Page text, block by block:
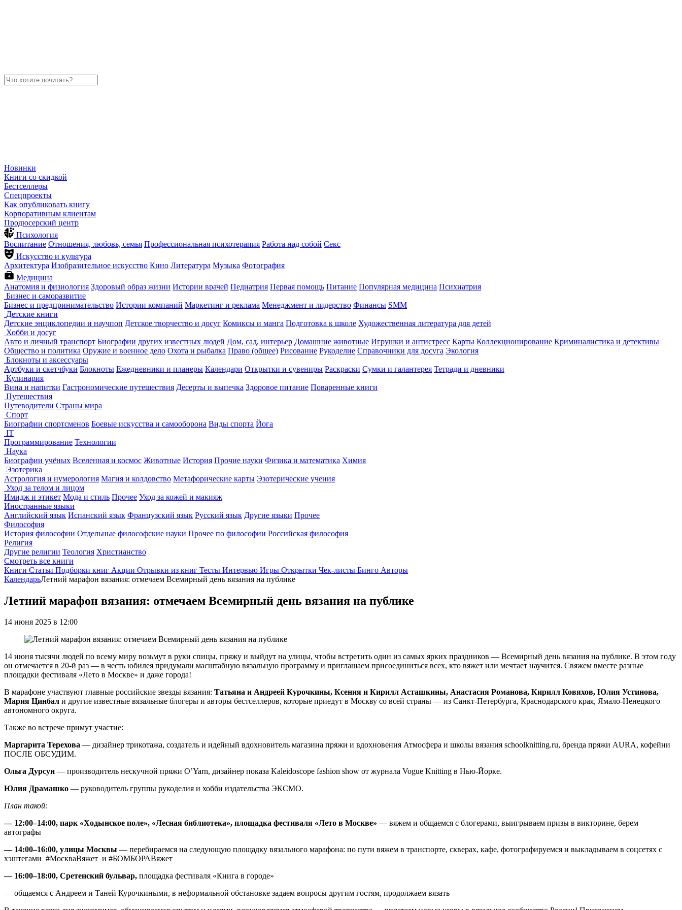
Новинки
Книги со скидкой
Бестселлеры
Спецпроекты
Как опубликовать книгу
Корпоративным клиентам
Продюсерский центр
Психология
Воспитание Отношения, любовь, семья Профессиональная психотерапия Работа над собой Секс
Искусство и культура
Архитектура Изобразительное искусство Кино Литература Музыка Фотография
Медицина
Анатомия и физиология Здоровый образ жизни Истории врачей Педиатрия Первая помощь Питание Популярная медицина Психиатрия
Бизнес и саморазвитие
Бизнес и предпринимательство Истории компаний Маркетинг и реклама Менеджмент и лидерство Финансы SMM
Детские книги
Детские энциклопедии и научпоп Детское творчество и досуг Комиксы и манга Подготовка к школе Художественная литература для детей
Хобби и досуг
Авто и личный транспорт Биографии других известных людей Дом, сад, интерьер Домашние животные Игрушки и антистресс Карты Коллекционирование Криминалистика и детективы
Общество и политика Оружие и военное дело Охота и рыбалка Право (общее) Рисование Рукоделие Справочники для досуга Экология
Блокноты и аксессуары
Артбуки и скетчбуки Блокноты Ежедневники и планеры Календари Открытки и сувениры Раскраски Сумки и галантерея Тетради и дневники
Кулинария
Вина и напитки Гастрономические путешествия Десерты и выпечка Здоровое питание Поваренные книги
Путешествия
Путеводители Страны мира
Спорт
Биографии спортсменов Боевые искусства и самооборона Виды спорта Йога
IT
Программирование Технологии
Наука
Биографии учёных Вселенная и космос Животные История Прочие науки Физика и математика Химия
Эзотерика
Астрология и нумерология Магия и колдовство Метафорические карты Эзотерические учения
Уход за телом и лицом
Имидж и этикет Мода и стиль Прочее Уход за кожей и макияж
Иностранные языки
Английский язык Испанский язык Французский язык Русский язык Другие языки Прочее
Философия
История философии Отдельные философские науки Прочее по философии Российская философия
Религия
Другие религии Теология Христианство
Смотреть все книги
Книги Статьи Подборки книг Акции Отрывки из книг Тесты Интервью Игры Открытки Чек-листы Бинго Авторы
КалендарьЛетний марафон вязания: отмечаем Всемирный день вязания на публике
Летний марафон вязания: отмечаем Всемирный день вязания на публике
14 июня 2025 в 12:00
14 июня тысячи людей по всему миру возьмут в руки спицы, пряжу и выйдут на улицы, чтобы встретить один из самых ярких праздников — Всемирный день вязания на публике. В этом году
он отмечается в 20-й раз — в честь юбилея придумали масштабную вязальную программу и приглашаем присоединиться всех, кто вяжет или мечтает научится. Свяжем вместе разные
площадки фестиваля «Лето в Москве» и даже города!
В марафоне участвуют главные российские звезды вязания: Татьяна и Андреей Курочкины, Ксения и Кирилл Асташкины, Анастасия Романова, Кирилл Ковяхов, Юлия Устинова,
Мария Цинбал и другие известные вязальные блогеры и авторы бестселлеров, которые приедут в Москву со всей страны — из Санкт-Петербурга, Краснодарского края, Ямало-Ненецкого
автономного округа.
Также во встрече примут участие:
Маргарита Терехова — дизайнер трикотажа, создатель и идейный вдохновитель магазина пряжи и вдохновения Атмосфера и школы вязания ​​​​​​​schoolknitting.ru​​​​​​​, бренда пряжи AURA, кофейни
ПОСЛЕ ОБСУДИМ.
Ольга Дурсун — производитель нескучной пряжи O’Yarn, дизайнер показа Kaleidoscope fashion show от журнала Vogue Knitting в Нью-Йорке.
Юлия Драмашко — руководитель группы рукоделия и хобби издательства ЭКСМО.
План такой:
— 12:00–14:00, парк «Ходынское поле», «Лесная библиотека», площадка фестиваля «Лето в Москве» — вяжем и общаемся с блогерами, выигрываем призы в викторине, берем
автографы
— 14:00–16:00, улицы Москвы — перебираемся на следующую площадку вязального марафона: по пути вяжем в транспорте, скверах, кафе, фотографируемся и выкладываем в соцсетях с
хэштегами #МоскваВяжет и #БОМБОРАВяжет
— 16:00–18:00, Сретенский бульвар, площадка фестиваля «Книга в городе»
— общаемся с Андреем и Таней Курочкиными, в неформальной обстановке задаем вопросы другим гостям, продолжаем вязать